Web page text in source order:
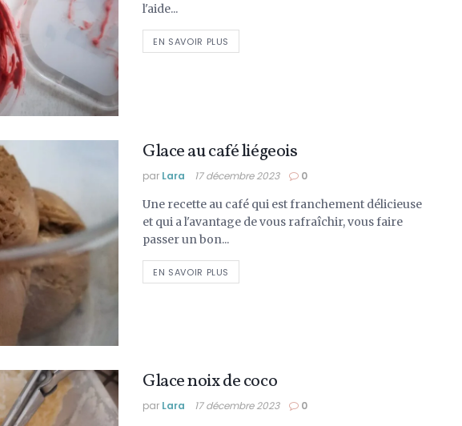
l'aide...
EN SAVOIR PLUS
Glace au café liégeois
par Lara 17 décembre 2023 0
Une recette au café qui est franchement délicieuse
et qui a l'avantage de vous rafraîchir, vous faire
passer un bon...
EN SAVOIR PLUS
Glace noix de coco
par Lara 17 décembre 2023 0